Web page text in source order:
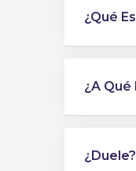
¿Qué
¿A Qué
¿Duele?